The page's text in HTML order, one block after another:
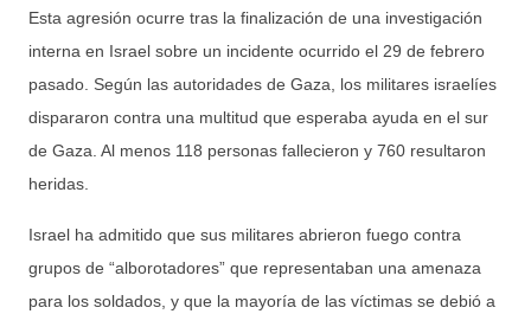
Esta agresión ocurre tras la finalización de una investigación
interna en Israel sobre un incidente ocurrido el 29 de febrero
pasado. Según las autoridades de Gaza, los militares israelíes
dispararon contra una multitud que esperaba ayuda en el sur
de Gaza. Al menos 118 personas fallecieron y 760 resultaron
heridas.
Israel ha admitido que sus militares abrieron fuego contra
grupos de “alborotadores” que representaban una amenaza
para los soldados, y que la mayoría de las víctimas se debió a